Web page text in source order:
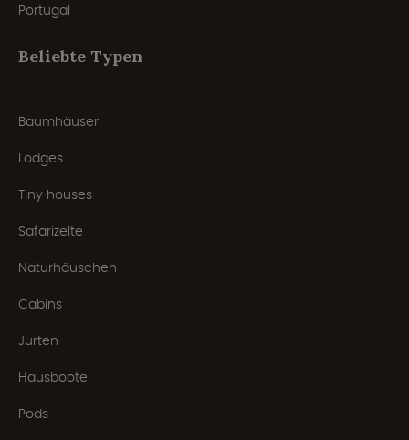
Portugal
Beliebte Typen
Baumhäuser
Lodges
Tiny houses
Safarizelte
Naturhäuschen
Cabins
Jurten
Hausboote
Pods